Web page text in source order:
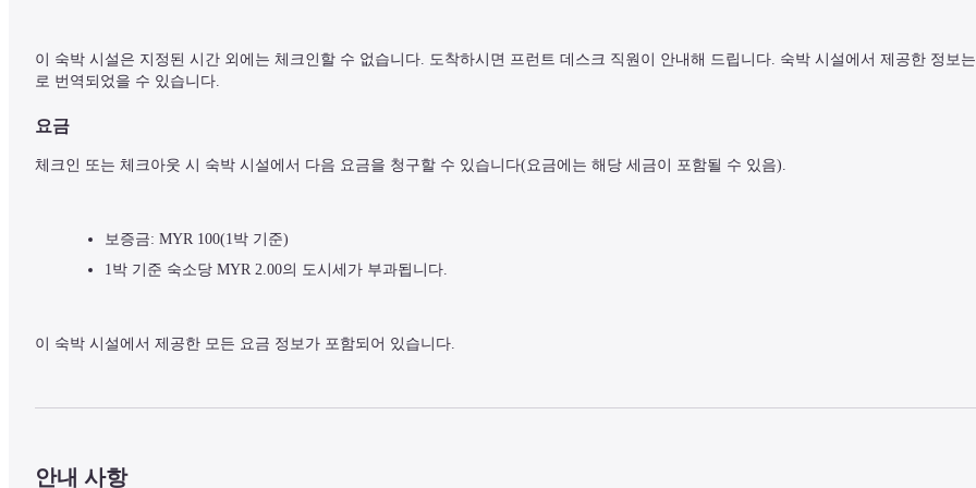
이 숙박 시설은 지정된 시간 외에는 체크인할 수 없습니다. 도착하시면 프런트 데스크 직원이 안내해 드립니다. 숙박 시설에서 제공한 정보
로 번역되었을 수 있습니다.
요금
체크인 또는 체크아웃 시 숙박 시설에서 다음 요금을 청구할 수 있습니다(요금에는 해당 세금이 포함될 수 있음).
보증금: MYR 100(1박 기준)
1박 기준 숙소당 MYR 2.00의 도시세가 부과됩니다.
이 숙박 시설에서 제공한 모든 요금 정보가 포함되어 있습니다.
안내 사항